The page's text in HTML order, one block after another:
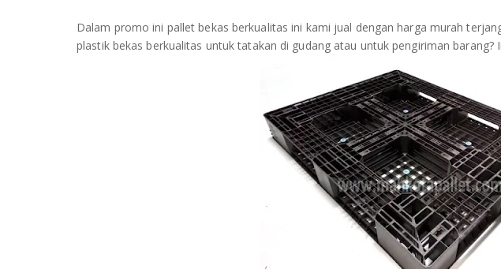
Dalam promo ini pallet bekas berkualitas ini kami jual dengan harga murah
plastik bekas berkualitas untuk tatakan di gudang atau untuk pengiriman barang?